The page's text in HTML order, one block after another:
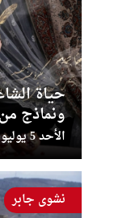
حياة
ونماذج من
الأحد 5 يوليو 2026 - 12:38:21
نشوى جابر